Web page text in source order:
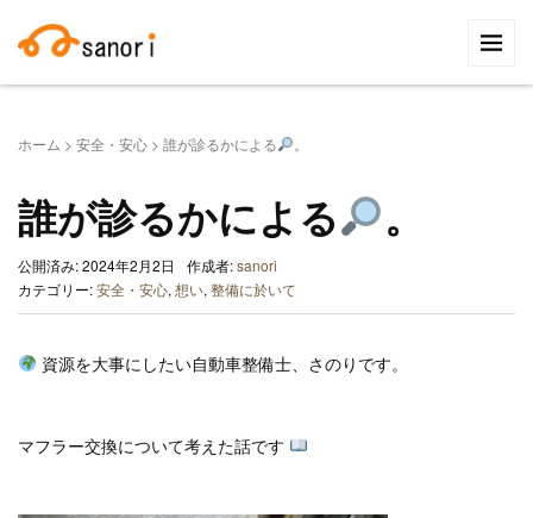
索:
ホーム > 安全・安心 > 誰が診るかによる 。
誰が診るかによる 。
公開済み: 2024年2月2日 作成者:sanori
カテゴリー:安全・安心, 想い, 整備に於いて
資源を大事にしたい自動車整備士、さのりです。
マフラー交換について考えた話です